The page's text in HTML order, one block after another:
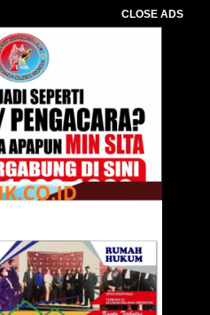
CLOSE ADS